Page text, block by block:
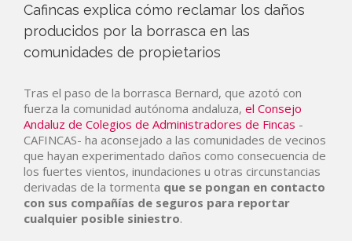
Cafincas explica cómo reclamar los daños
producidos por la borrasca en las
comunidades de propietarios
Tras el paso de la borrasca Bernard, que azotó con
fuerza la comunidad autónoma andaluza, el Consejo
Andaluz de Colegios de Administradores de Fincas -
CAFINCAS- ha aconsejado a las comunidades de vecinos
que hayan experimentado daños como consecuencia de
los fuertes vientos, inundaciones u otras circunstancias
derivadas de la tormenta que se pongan en contacto
con sus compañías de seguros para reportar
cualquier posible siniestro.